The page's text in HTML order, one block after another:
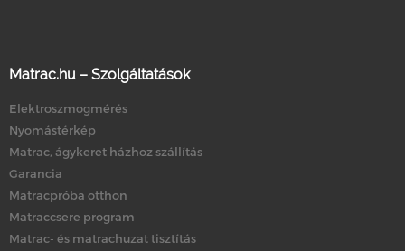
Matrac.hu – Szolgáltatások
Elektroszmogmérés
Nyomástérkép
Matrac, ágykeret házhoz szállítás
Garancia
Matracpróba otthon
Matraccsere program
Matrac- és matrachuzat tisztítás